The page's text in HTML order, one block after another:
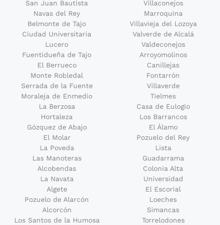
San Juan Bautista
Villaconejos
Navas del Rey
Marroquina
Belmonte de Tajo
Villavieja del Lozoya
Ciudad Universitaria
Valverde de Alcalá
Lucero
Valdeconejos
Fuentidueña de Tajo
Arroyomolinos
El Berrueco
Canillejas
Monte Robledal
Fontarrón
Serrada de la Fuente
Villaverde
Moraleja de Enmedio
Tielmes
La Berzosa
Casa de Eulogio
Hortaleza
Los Barrancos
Gózquez de Abajo
El Álamo
El Molar
Pozuelo del Rey
La Poveda
Lista
Las Manoteras
Guadarrama
Alcobendas
Colonia Alta
La Navata
Universidad
Algete
El Escorial
Pozuelo de Alarcón
Loeches
Alcorcón
Simancas
Los Santos de la Humosa
Torrelodones